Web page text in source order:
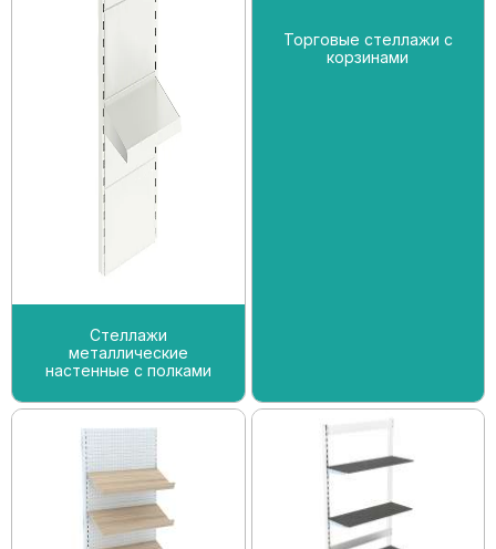
Стеллажи
металлические
настенные с полками
Торговые стеллажи с
корзинами